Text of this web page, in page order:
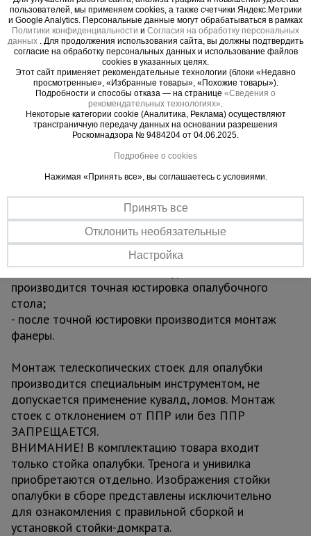
с ППР объекта, устанавливается тренога. При
этом поворотные ноги располагаются так, чтобы
обеспечить ее максимальную устойчивость с
учетом конфигурации опорной поверхности.
2. Поднимают фиксатор треноги до упора,
устанавливают телескопическую стойку и
опускают фиксатор, который, скользя по
наклонной трубе, зажимает стойку.
3. После установки телескопических стоек в
треноги, все стойки под опалубку выравниваются
по высоте и производится монтаж щитов
- продольная (нижняя) балка укладывается в
унивилку;
- поперечная балка или брус (верхняя)
укладывается на продольную;
- с помощью гайки стойки по уровню
производится точная юстировка опалубочного
стола;
- после точной юстировки производится монтаж
фанеры.
Монтаж телескопических стоек для опалубки
производится специальным инструментом, не
допускается применение кувалд, ломов. Монтаж
стоек с отклонением от ППР или без ППР
ЗАПРЕЩАЕТСЯ.
ВНИМАНИЕ! В комплектацию товара входит
только стойка опалубки. Тренога и унивилка
приобретаются отдельно. Изображения стойки
опалубки в сборе представлены исключительно
для ознакомления с правильной сборкой и
установкой стойки-домкрата.
пользователей, мы применяем cookies, а также счетчики Яндекс.Метрики
и Google Analytics. Персональные данные могут обрабатываться в рамках
Политики конфиденциальности и Согласия на обработку персональных
данных
. Для продолжения использования сайта, вы должны подтвердить
согласие на обработку персональных данных и использование файлов
cookies в указанных целях.
Этот сайт применяет рекомендательные технологии (блоки «Недавно
просмотренные», «Избранные товары», «Похожие товары»).
Подробности и способы отказа — на странице «Сведения о
рекомендательных технологиях»
Некоторые категории cookie (Аналитика, Реклама) осуществляют
трансграничную передачу данных на основании разрешения
Роскомнадзора № 9484204 от 04.06.2025.
Подробнее о cookies
Нажимая «Принять все», вы соглашаетесь с условиями.
Принять все
Отклонить необязательные
Настройка